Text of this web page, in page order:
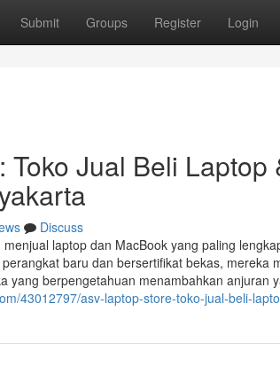
Submit Groups Register Login
Toko Jual Beli Laptop
Discuss
laptop dan MacBook yang paling
baru dan bersertifikat bekas, mereka
yang berpengetahuan menambahkan anjuran
43012797/asv-laptop-store-toko-jual-beli-